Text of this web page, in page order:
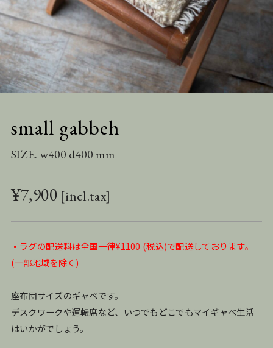
small gabbeh
SIZE. w400 d400 mm
¥7,900
▪️ラグの配送料は全国一律¥1100 (税込)で配送しております。
(一部地域を除く)
座布団サイズのギャベです。
デスクワークや運転席など、いつでもどこでもマイギャベ生活
はいかがでしょう。